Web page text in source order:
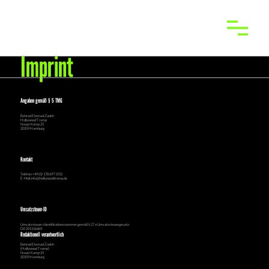
Imprint
Angaben gemäß § 5 TMG
Behrad Etemad Zadeh
Hollywood Tramp
Neuer Kamp 25
20359 Hamburg
Kontakt
Telefon: +49 (0) 178 697 1552
E-Mail: info@hollywoodtramp.de
Umsatzsteuer-ID
Umsatzsteuer-Identifikationsnummer gemäß § 27 a Umsatzsteuergesetz:
DE291156469
Redaktionell verantwortlich
Behrad Etemad Zadeh
(Hollywood Tramp)
Neuer Kamp 25
20359 Hamburg